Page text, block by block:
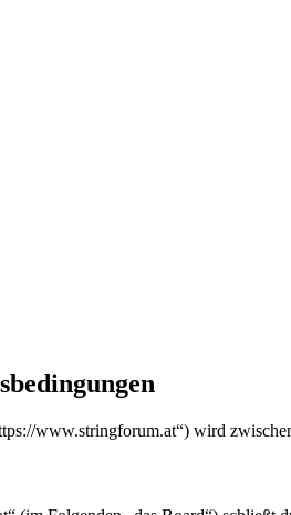
www.stringforum.at“) wird